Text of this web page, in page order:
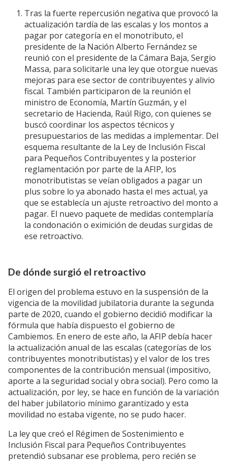
Tras la fuerte repercusión negativa que provocó la
actualización tardía de las escalas y los montos a
pagar por categoría en el monotributo, el
presidente de la Nación Alberto Fernández se
reunió con el presidente de la Cámara Baja, Sergio
Massa, para solicitarle una ley que otorgue nuevas
mejoras para ese sector de contribuyentes y alivio
fiscal. También participaron de la reunión el
ministro de Economía, Martín Guzmán, y el
secretario de Hacienda, Raúl Rigo, con quienes se
buscó coordinar los aspectos técnicos y
presupuestarios de las medidas a implementar. Del
esquema resultante de la Ley de Inclusión Fiscal
para Pequeños Contribuyentes y la posterior
reglamentación por parte de la AFIP, los
monotributistas se veían obligados a pagar un
plus sobre lo ya abonado hasta el mes actual, ya
que se establecía un ajuste retroactivo del monto a
pagar. El nuevo paquete de medidas contemplaría
la condonación o eximición de deudas surgidas de
ese retroactivo.
De dónde surgió el retroactivo
El origen del problema estuvo en la suspensión de la
vigencia de la movilidad jubilatoria durante la segunda
parte de 2020, cuando el gobierno decidió modificar la
fórmula que había dispuesto el gobierno de
Cambiemos. En enero de este año, la AFIP debía hacer
la actualización anual de las escalas (categorías de los
contribuyentes monotributistas) y el valor de los tres
componentes de la contribución mensual (impositivo,
aporte a la seguridad social y obra social). Pero como la
actualización, por ley, se hace en función de la variación
del haber jubilatorio mínimo garantizado y esta
movilidad no estaba vigente, no se pudo hacer.
La ley que creó el Régimen de Sostenimiento e
Inclusión Fiscal para Pequeños Contribuyentes
pretendió subsanar ese problema, pero recién se